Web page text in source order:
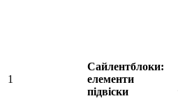
1
Сайлентблоки:
елементи
підвіски